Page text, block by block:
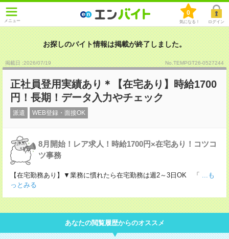
メニュー
0
気になる！ ログイン
お探しのバイト情報は掲載が終了しました。
掲載日 :2026/07/19 No.TEMPGT26-0527244
正社員登用実績あり＊【在宅あり】時給1700
円！長期！データ入力やチェック
派遣 WEB登録・面接OK
8月開始！レア求人！時給1700円×在宅あり！コツコ
ツ事務
【在宅勤務あり】▼業務に慣れたら在宅勤務は週2～3日OK 「 ...も
っとみる
あなたの閲覧履歴からのオススメ